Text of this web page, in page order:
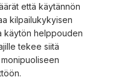
että käytännön
kilpailukykyisen
käytön helppouden
tekee siitä